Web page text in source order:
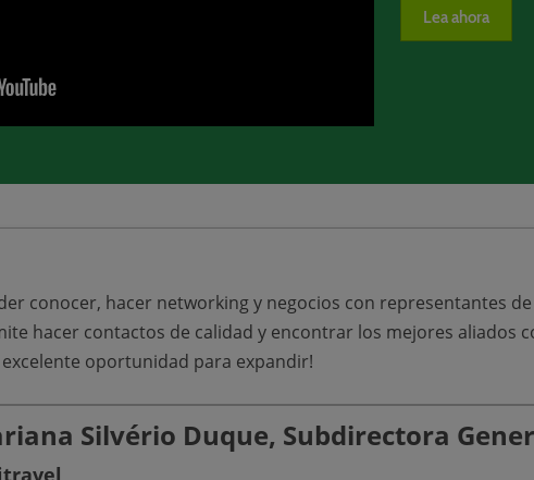
Lea ahora
conocer, hacer networking y negocios con representantes
hacer contactos de calidad y encontrar los mejores aliados
oportunidad para expandir!
Silvério Duque, Subdirectora